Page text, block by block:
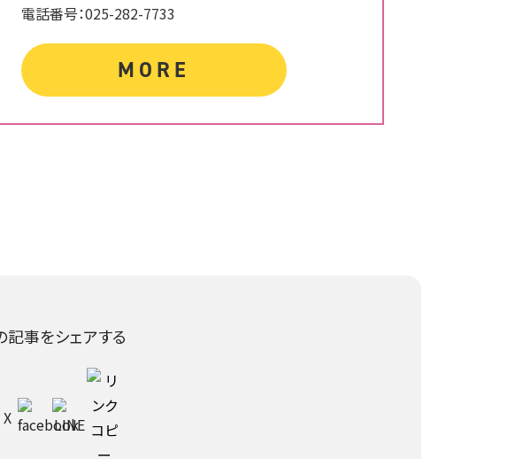
電話番号：025-282-7733
MORE
記事をシェアする